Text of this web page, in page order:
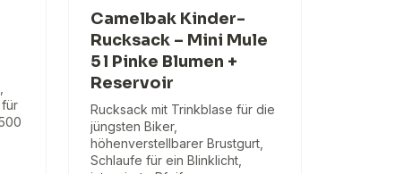
Camelbak Kinder-
Rucksack – Mini Mule
5 l Pinke Blumen +
Reservoir
Rucksack mit Trinkblase für die
jüngsten Biker,
höhenverstellbarer Brustgurt,
Schlaufe für ein Blinklicht,